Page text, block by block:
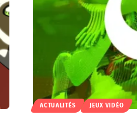
ACTUALITÉS JEUX VIDÉO